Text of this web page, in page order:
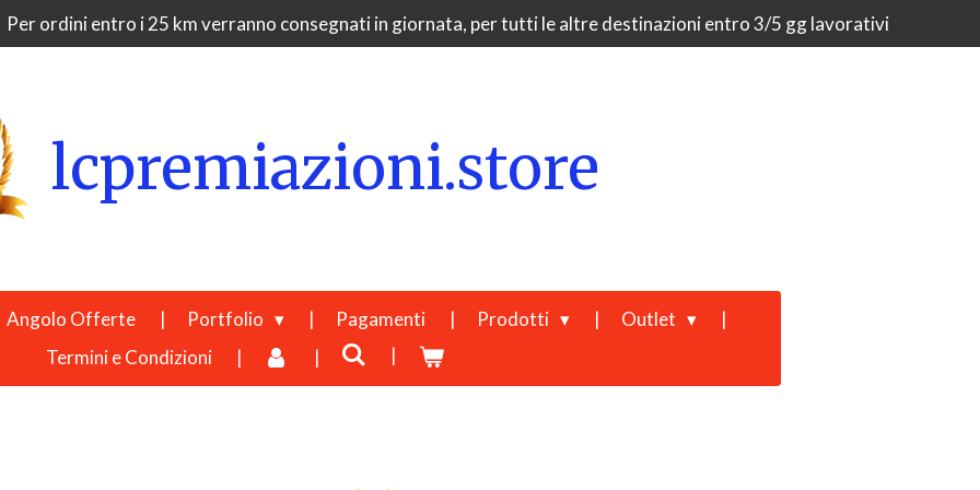
Per ordini entro i 25 km verranno consegnati in giornata, per tutti le altre destinazioni entro 3/5 gg lavorativi
lcpremiazioni.store
Angolo Offerte Portfolio Pagamenti Prodotti
Outlet
Termini e Condizioni